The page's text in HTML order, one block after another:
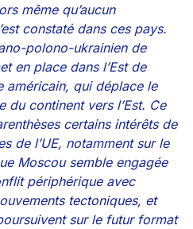
même qu’aucun
constaté dans ces pays.
polono-ukrainien de
en place dans l’Est de
américain, qui déplace le
du continent vers l’Est. Ce
certains intérêts de
de l’UE, notamment sur le
Moscou semble engagée
périphérique avec
tectoniques, et
sur le futur format